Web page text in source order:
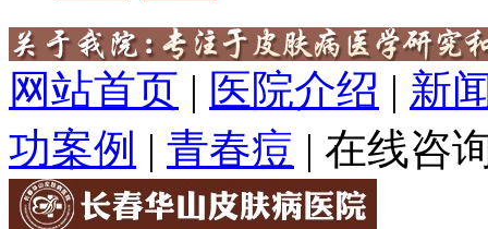
网站首页 | 医院介绍 | 新
功案例 | 青春痘 | 在线咨